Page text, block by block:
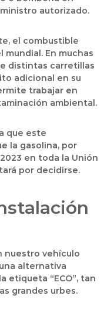
autorizado.
el combustible
En muchas
distintas carretillas
adicional en su
trabajar en
ambiental.
que este
la gasolina, por
en toda la Unión
por decidirse.
nuestro vehículo
alternativa
etiqueta “ECO”, tan
grandes urbes.